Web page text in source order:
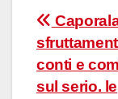
articoli
conti e
sul serio. le